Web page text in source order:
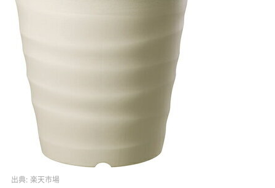
出典: 楽天市場